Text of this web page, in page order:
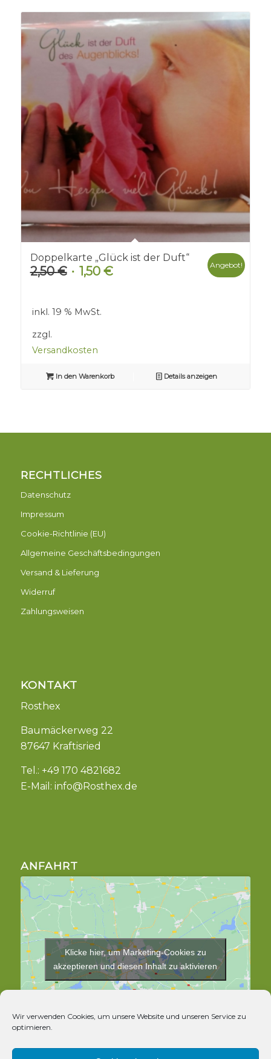
Wir verwenden Cookies, um unsere Website und unseren Service zu
optimieren.
Doppelkarte „Glück ist der Duft“
2,50€ Ursprünglicher
2,50 €
1,50 €Aktueller
Angebot!
inkl. 19 % MwSt.
zzgl.
Versandkosten
In den Warenkorb Details anzeigen
RECHTLICHES
Datenschutz
Impressum
Cookie-Richtlinie (EU)
Allgemeine Geschäftsbedingungen
Versand & Lieferung
Widerruf
Zahlungsweisen
KONTAKT
Rosthex
Baumäckerweg 22
87647 Kraftisried
Tel.: +49 170 4821682
E-Mail: info@Rosthex.de
ANFAHRT
Klicke hier, um Marketing-Cookies zu
akzeptieren und diesen Inhalt zu aktivieren